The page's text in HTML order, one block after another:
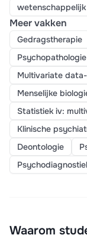
Meer vakken
Gedragstherapie
Multivariate
Menselijke
Statistiek iv:
Klinische
Deontologie
Waarom